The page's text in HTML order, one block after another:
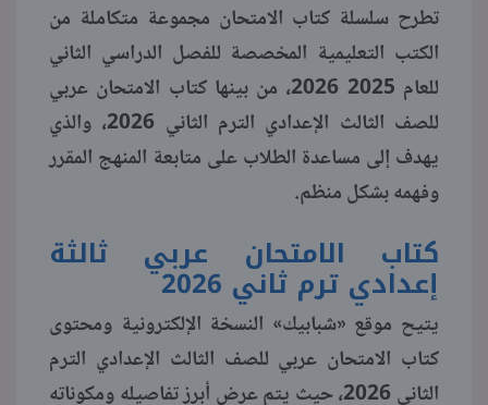
فنجان قهوة
بوابة الطلبة
ملفات
تطرح سلسلة كتاب الامتحان مجموعة متكاملة من
الكتب التعليمية المخصصة للفصل الدراسي الثاني
للعام 2025 2026، من بينها كتاب الامتحان عربي
للصف الثالث الإعدادي الترم الثاني 2026، والذي
يهدف إلى مساعدة الطلاب على متابعة المنهج المقرر
وفهمه بشكل منظم.
كتاب الامتحان عربي ثالثة
إعدادي ترم ثاني 2026
يتيح موقع «شبابيك» النسخة الإلكترونية ومحتوى
كتاب الامتحان عربي للصف الثالث الإعدادي الترم
الثاني 2026، حيث يتم عرض أبرز تفاصيله ومكوناته